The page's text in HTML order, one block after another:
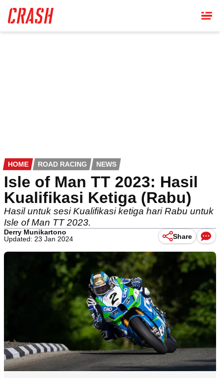
main
content
HOME ROAD RACING NEWS
Isle of Man TT 2023: Hasil
Kualifikasi Ketiga (Rabu)
Hasil untuk sesi Kualifikasi ketiga hari Rabu untuk
Isle of Man TT 2023.
Derry Munikartono
Updated: 23 Jan 2024
Share